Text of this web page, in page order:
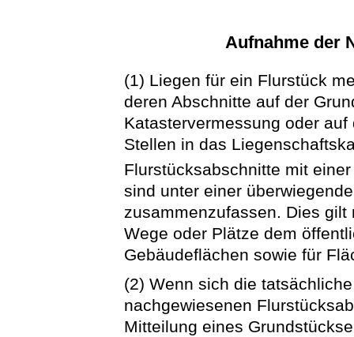
Aufnahme der
(1) Liegen für ein Flurstück
deren Abschnitte auf der
Katastervermessung oder
Stellen in das
Flurstücksabschnitte mit
sind unter einer
zusammenzufassen. Dies
Wege oder Plätze dem
Gebäudeflächen sowie für
(2) Wenn sich die
nachgewiesenen
Mitteilung eines